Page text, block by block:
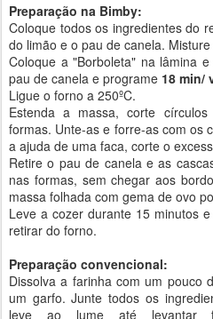
Preparação na Bimby:
Coloque todos os ingredientes do
do limão e o pau de canela.
Coloque a "Borboleta" na lâmina
pau de canela e programe 18 min/
Ligue o forno a 250ºC.
Estenda a massa, corte
formas. Unte-as e forre-as com os
a ajuda de uma faca, corte o
Retire o pau de canela e as
nas formas, sem chegar aos
massa folhada com gema de ovo
Leve a cozer durante 15 minutos
retirar do forno.
Preparação convencional:
Dissolva a farinha com um pouco
um garfo. Junte todos os
leve ao lume até levantar